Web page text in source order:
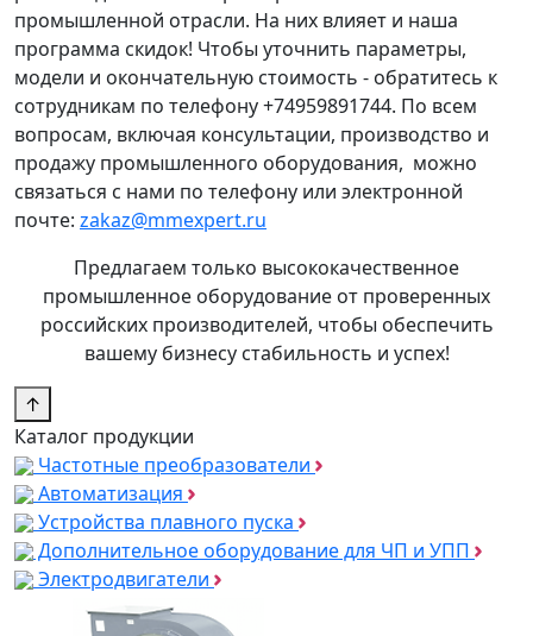
промышленной отрасли. На них влияет и наша
программа скидок! Чтобы уточнить параметры,
модели и окончательную стоимость - обратитесь к
сотрудникам по телефону +74959891744. По всем
вопросам, включая консультации, производство и
продажу промышленного оборудования, можно
связаться с нами по телефону или электронной
почте: zakaz@mmexpert.ru
Предлагаем только высококачественное
промышленное оборудование от проверенных
российских производителей, чтобы обеспечить
вашему бизнесу стабильность и успех!
↑
Каталог продукции
Частотные преобразователи
Автоматизация
Устройства плавного пуска
Дополнительное оборудование для ЧП и УПП
Электродвигатели